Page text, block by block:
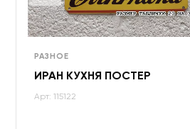
РАЗНОЕ
ИРАН КУХНЯ ПОСТЕР
Арт: 115122